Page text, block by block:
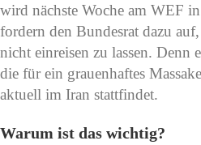
wird nächste Woche am WEF
fordern den Bundesrat dazu
nicht einreisen zu lassen. Denn
die für ein grauenhaftes
aktuell im Iran stattfindet.
Warum ist das wichtig?